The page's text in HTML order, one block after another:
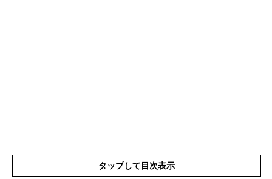
タップして目次表示